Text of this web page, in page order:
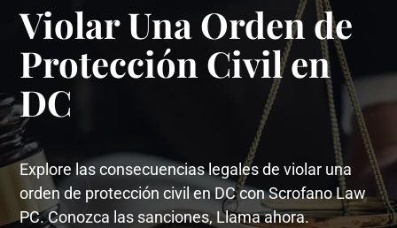
Violar Una Orden de
Protección Civil en
DC
Explore las consecuencias legales de violar una
orden de protección civil en DC con Scrofano Law
PC. Conozca las sanciones, Llama ahora.